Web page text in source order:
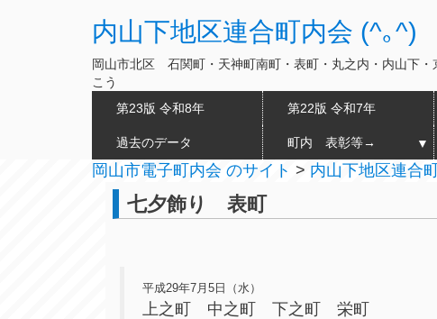
内山下地区連合町内会 (^｡^)
岡山市北区 石関町・天神町南町・表町・丸之内・内山下
こう
第23版 令和8年
第22版 令和7年
過去のデータ 町内 表彰等→ ▼
岡山市電子町内会 のサイト > 内山下地区連合
七夕飾り 表町
平成29年7月5日（水）
上之町 中之町 下之町 栄町